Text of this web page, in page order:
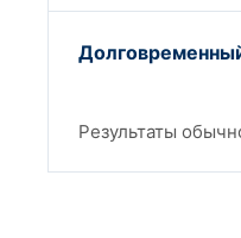
Результаты